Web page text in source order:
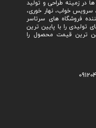
در زمینه طراحی و تولید
سرویس خواب، نهار خوری،
فروشگاه های سرتاسر
تولیدی را با پایین ترین
ترین قیمت محصول را